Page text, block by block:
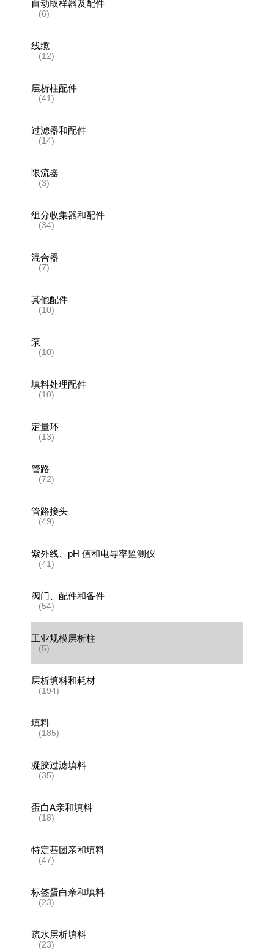
自动取样器及配件
(6)
线缆
(12)
层析柱配件
(41)
过滤器和配件
(14)
限流器
(3)
组分收集器和配件
(34)
混合器
(7)
其他配件
(10)
泵
(10)
填料处理配件
(10)
定量环
(13)
管路
(72)
管路接头
(49)
紫外线、pH 值和电导率监测仪
(41)
阀门、配件和备件
(54)
工业规模层析柱
(5)
层析填料和耗材
(194)
填料
(185)
凝胶过滤填料
(35)
蛋白A亲和填料
(18)
特定基团亲和填料
(47)
标签蛋白亲和填料
(23)
疏水层析填料
(23)